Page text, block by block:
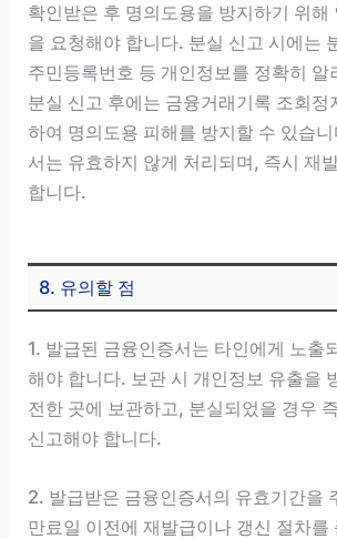
확인받은 후 명의도용을 방지하기 위해
을 요청해야 합니다. 분실 신고 시에는
주민등록번호 등 개인정보를 정확히 알
분실 신고 후에는 금융거래기록 조회정
하여 명의도용 피해를 방지할 수 있습
서는 유효하지 않게 처리되며, 즉시 재
합니다.
8. 유의할 점
1. 발급된 금융인증서는 타인에게 노출
해야 합니다. 보관 시 개인정보 유출을
전한 곳에 보관하고, 분실되었을 경우
신고해야 합니다.
2. 발급받은 금융인증서의 유효기간을
만료일 이전에 재발급이나 갱신 절차를